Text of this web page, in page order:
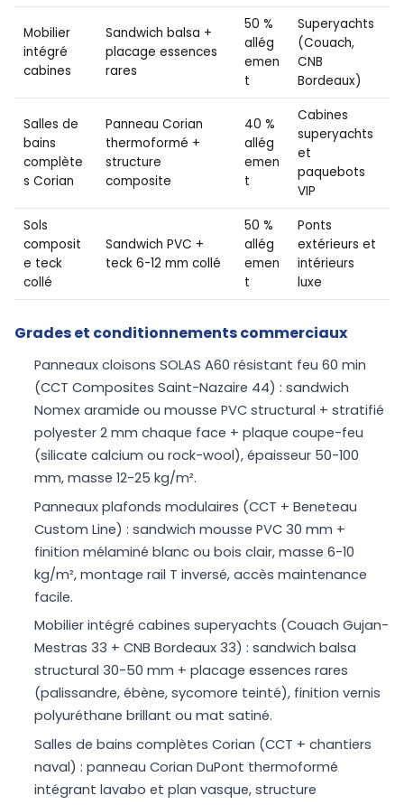
Mobilier
intégré
cabines
Sandwich balsa +
placage essences
rares
50 %
allég
emen
t
Superyachts
(Couach,
CNB
Bordeaux)
Salles de
bains
complète
s Corian
Panneau Corian
thermoformé +
structure
composite
40 %
allég
emen
t
Cabines
superyachts
et
paquebots
VIP
Sols
composit
e teck
collé
Sandwich PVC +
teck 6-12 mm collé
50 %
allég
emen
t
Ponts
extérieurs et
intérieurs
luxe
Grades et conditionnements commerciaux
Panneaux cloisons SOLAS A60 résistant feu 60 min
(CCT Composites Saint-Nazaire 44) : sandwich
Nomex aramide ou mousse PVC structural + stratifié
polyester 2 mm chaque face + plaque coupe-feu
(silicate calcium ou rock-wool), épaisseur 50-100
mm, masse 12-25 kg/m².
Panneaux plafonds modulaires (CCT + Beneteau
Custom Line) : sandwich mousse PVC 30 mm +
finition mélaminé blanc ou bois clair, masse 6-10
kg/m², montage rail T inversé, accès maintenance
facile.
Mobilier intégré cabines superyachts (Couach Gujan-
Mestras 33 + CNB Bordeaux 33) : sandwich balsa
structural 30-50 mm + placage essences rares
(palissandre, ébène, sycomore teinté), finition vernis
polyuréthane brillant ou mat satiné.
Salles de bains complètes Corian (CCT + chantiers
naval) : panneau Corian DuPont thermoformé
intégrant lavabo et plan vasque, structure